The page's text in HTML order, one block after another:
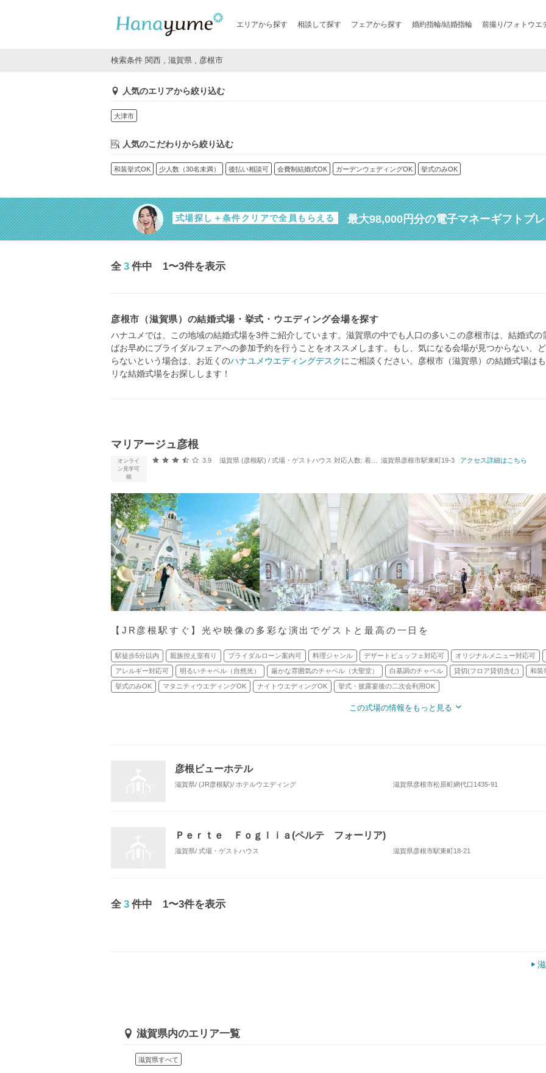
エリアから探す 相談して探す フェアから探す 婚約指輪/結婚指輪 前撮り/フォトウエ
検索条件 関西 , 滋賀県 , 彦根市
人気のエリアから絞り込む
大津市
人気のこだわりから絞り込む
和装挙式OK 少人数（30名未満） 後払い相談可 会費制結婚式OK ガーデンウェディングOK 挙式のみOK
式場探し＋条件クリアで全員もらえる 最大98,000円分の電子マネーギフトプ
全 3 件中 1〜3件を表示
彦根市（滋賀県）の結婚式場・挙式・ウエディング会場を探す
ハナユメでは、この地域の結婚式場を3件ご紹介しています。滋賀県の中でも人口の多いこの彦根市は、結婚式
ばお早めにブライダルフェアへの参加予約を行うことをオススメします。もし、気になる会場が見つからない、
らないという場合は、お近くのハナユメウエディングデスクにご相談ください。彦根市（滋賀県）の結婚式場は
リな結婚式場をお探しします！
マリアージュ彦根
オンライ
ン見学可
能
口コミ評価
3.9 滋賀県 (彦根駅) / 式場・ゲストハウス 対応人数: 着席：6名 ～ 150名 挙式スタイル: 教会式(キリスト教式)／
滋賀県彦根市駅東町19-3 アクセス詳細はこちら
【JR彦根駅すぐ】光や映像の多彩な演出でゲストと最高の一日を
駅徒歩5分以内 親族控え室有り ブライダルローン案内可 料理ジャンル デザートビュッフェ対応可 オリジナルメニュー対応可
アレルギー対応可 明るいチャペル（自然光） 厳かな雰囲気のチャペル（大聖堂） 白基調のチャペル 貸切(フロア貸切含む) 和装
挙式のみOK マタニティウエディングOK ナイトウエディングOK 挙式・披露宴後の二次会利用OK
この式場の情報をもっと見る
彦根ビューホテル
滋賀県/ (JR彦根駅)/ ホテルウエディング 滋賀県彦根市松原町網代口1435-91
Ｐｅｒｔｅ Ｆｏｇｌｉａ(ペルテ フォーリア)
滋賀県/ 式場・ゲストハウス 滋賀県彦根市駅東町18-21
全 3 件中 1〜3件を表示
滋賀県内のエリア一覧
滋賀県すべて